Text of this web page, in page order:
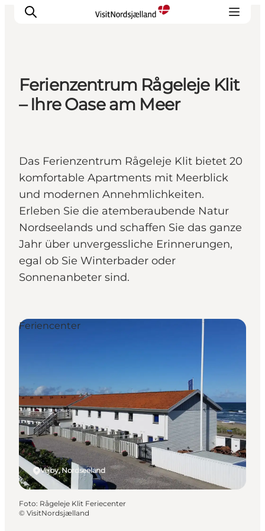
Highlights
Städte
Reiseplanung
Ferienzentrum Rågeleje Klit
– Ihre Oase am Meer
Das Ferienzentrum Rågeleje Klit bietet 20
komfortable Apartments mit Meerblick
und modernen Annehmlichkeiten.
Erleben Sie die atemberaubende Natur
Nordseelands und schaffen Sie das ganze
Jahr über unvergessliche Erinnerungen,
egal ob Sie Winterbader oder
Sonnenanbeter sind.
Vejby, Nordseeland
Feriencenter
Foto: Rågeleje Klit Feriecenter
© VisitNordsjælland